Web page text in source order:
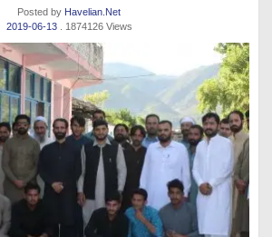
Posted by Havelian.Net
2019-06-13
. 1874126 Views